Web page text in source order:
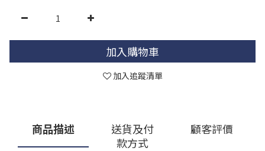
加入購物車
加入追蹤清單
商品描述
送貨及付
款方式
顧客評價